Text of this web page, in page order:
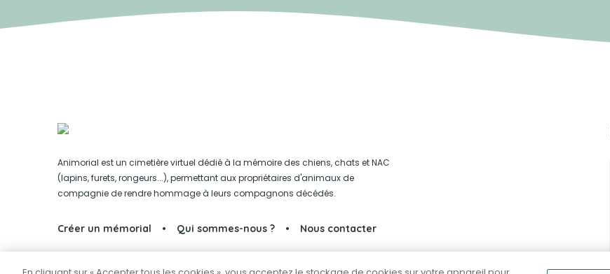
Animorial est un cimetière virtuel dédié à la mémoire des chiens, chats et NAC
(lapins, furets, rongeurs...), permettant aux propriétaires d'animaux de
compagnie de rendre hommage à leurs compagnons décédés.
Créer un mémorial Qui sommes-nous ? Nous contacter